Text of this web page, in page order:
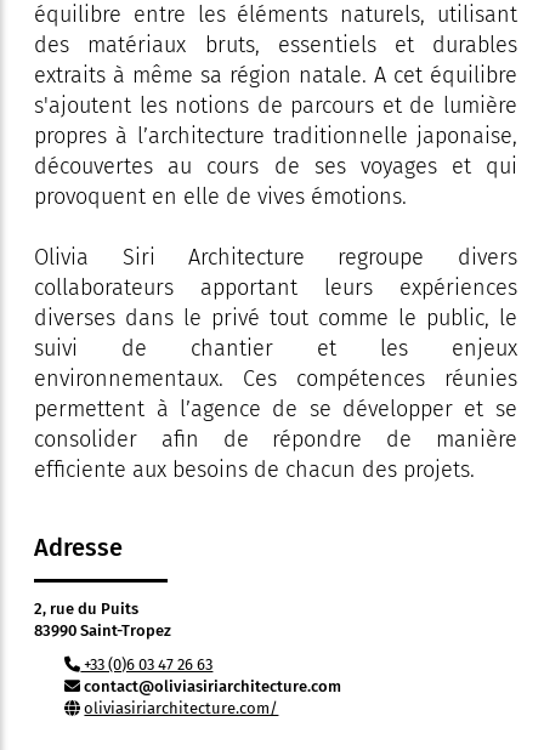
équilibre entre les éléments naturels, utilisant
des matériaux bruts, essentiels et durables
extraits à même sa région natale. A cet équilibre
s'ajoutent les notions de parcours et de lumière
propres à l’architecture traditionnelle japonaise,
découvertes au cours de ses voyages et qui
provoquent en elle de vives émotions.
Olivia Siri Architecture regroupe divers
collaborateurs apportant leurs expériences
diverses dans le privé tout comme le public, le
suivi de chantier et les enjeux
environnementaux. Ces compétences réunies
permettent à l’agence de se développer et se
consolider afin de répondre de manière
efficiente aux besoins de chacun des projets.
Adresse
2, rue du Puits
83990 Saint-Tropez
+33 (0)6 03 47 26 63
contact@oliviasiriarchitecture.com
oliviasiriarchitecture.com/